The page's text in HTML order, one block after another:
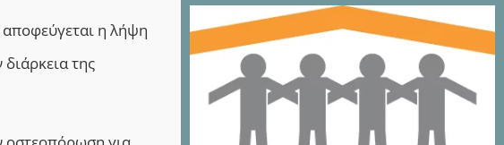
αποφεύγεται η λήψη
της